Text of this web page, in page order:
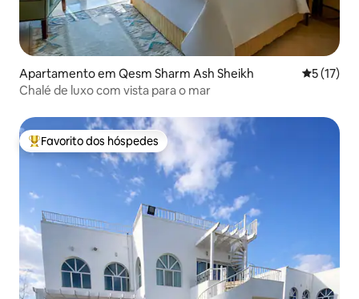
Apartamento em Qesm Sharm Ash Sheikh
5 (17)
Chalé de luxo com vista para o mar
Favoritos dos hóspedes mais apreciados
Favorito dos hóspedes